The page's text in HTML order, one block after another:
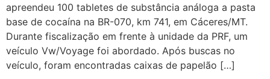
apreendeu 100 tabletes de substância análoga a pasta
base de cocaína na BR-070, km 741, em Cáceres/MT.
Durante fiscalização em frente à unidade da PRF, um
veículo Vw/Voyage foi abordado. Após buscas no
veículo, foram encontradas caixas de papelão […]